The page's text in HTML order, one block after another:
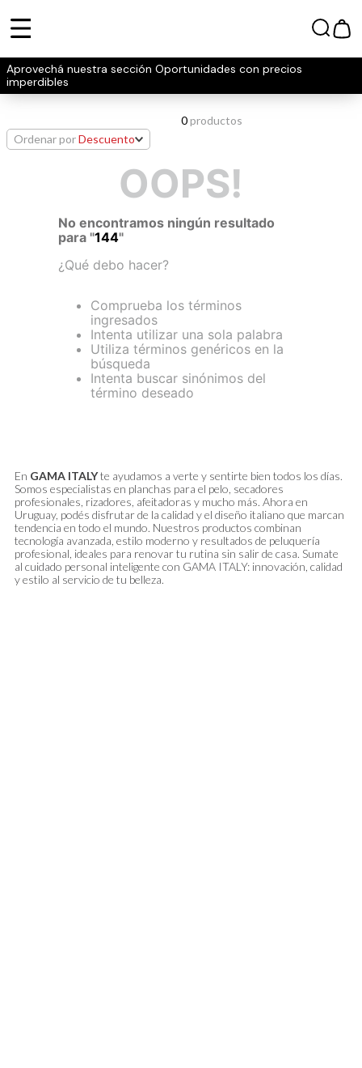
Aprovechá nuestra sección Oportunidades con precios
imperdibles
0productos
Ordenar porDescuento
OOPS!
No encontramos ningún resultado
para "144"
¿Qué debo hacer?
Comprueba los términos
ingresados
Intenta utilizar una sola palabra
Utiliza términos genéricos en la
búsqueda
Intenta buscar sinónimos del
término deseado
En GAMA ITALYte ayudamos a verte y sentirte bien todos los días.
Somos especialistas en planchas para el pelo, secadores
profesionales, rizadores, afeitadoras y mucho más. Ahora en
Uruguay, podés disfrutar de la calidad y el diseño italiano que marcan
tendencia en todo el mundo. Nuestros productos combinan
tecnología avanzada, estilo moderno y resultados de peluquería
profesional, ideales para renovar tu rutina sin salir de casa. Sumate
al cuidado personal inteligente con GAMA ITALY: innovación, calidad
y estilo al servicio de tu belleza.